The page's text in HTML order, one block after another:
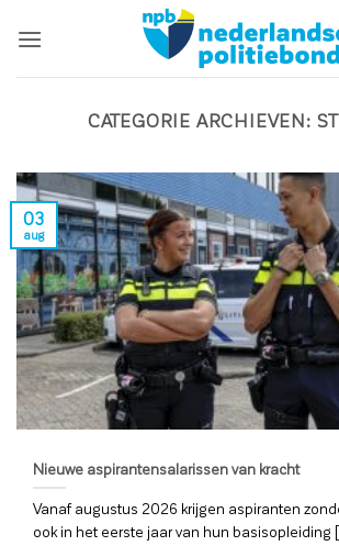
naar
CATEGORIE ARCHIEVEN:
Nieuwe aspirantensalarissen van kracht
Vanaf augustus 2026 krijgen aspiranten
ook in het eerste jaar van hun basisopleiding
03
aug